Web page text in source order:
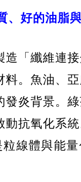
、好的油脂
造「纖維連
料。魚油、
炎背景。綠
抗氧化系統
線體與能